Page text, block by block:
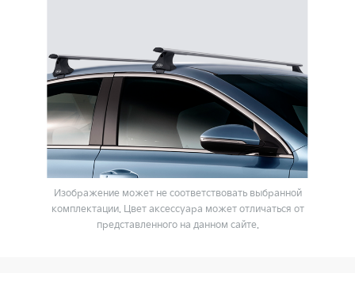
Изображение может не соответствовать выбранной
комплектации. Цвет аксессуара может отличаться от
представленного на данном сайте.